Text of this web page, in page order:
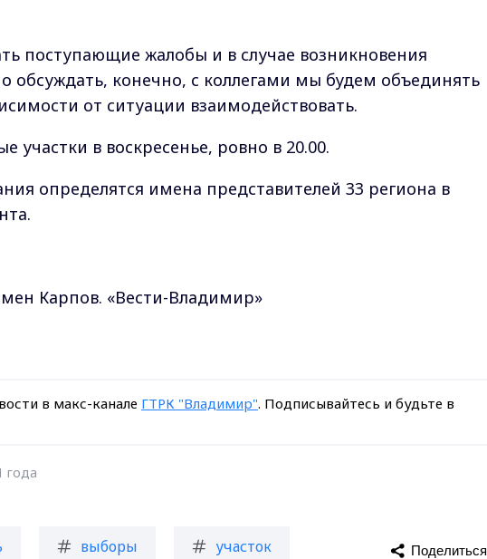
поступающие жалобы и в случае возникновения
обсуждать, конечно, с коллегами мы будем объединять
от ситуации взаимодействовать.
участки в воскресенье, ровно в 20.00.
определятся имена представителей 33 региона в
Карпов. «Вести-Владимир»
в макс-канале ГТРК "Владимир". Подписывайтесь и будьте в
года
выборы участок Поделиться